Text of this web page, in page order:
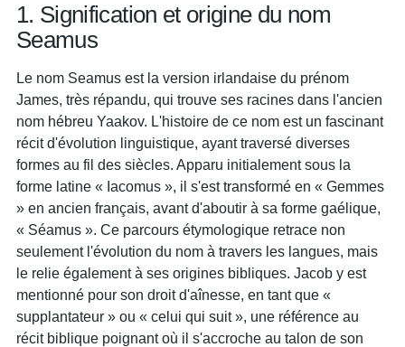
1. Signification et origine du nom
Seamus
Le nom Seamus est la version irlandaise du prénom
James, très répandu, qui trouve ses racines dans l'ancien
nom hébreu Yaakov. L'histoire de ce nom est un fascinant
récit d'évolution linguistique, ayant traversé diverses
formes au fil des siècles. Apparu initialement sous la
forme latine « Iacomus », il s'est transformé en « Gemmes
» en ancien français, avant d'aboutir à sa forme gaélique,
« Séamus ». Ce parcours étymologique retrace non
seulement l'évolution du nom à travers les langues, mais
le relie également à ses origines bibliques. Jacob y est
mentionné pour son droit d'aînesse, en tant que «
supplantateur » ou « celui qui suit », une référence au
récit biblique poignant où il s'accroche au talon de son